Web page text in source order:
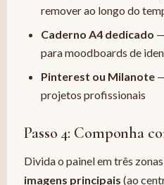
remover ao longo do
Caderno A4 dedicado
para moodboards de
Pinterest ou Milanote
projetos profissionais
Passo 4: Componha
Divida o painel em três
imagens principais (ao